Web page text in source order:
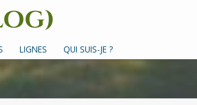
des sons
LIGNES QUI SUIS-JE ?